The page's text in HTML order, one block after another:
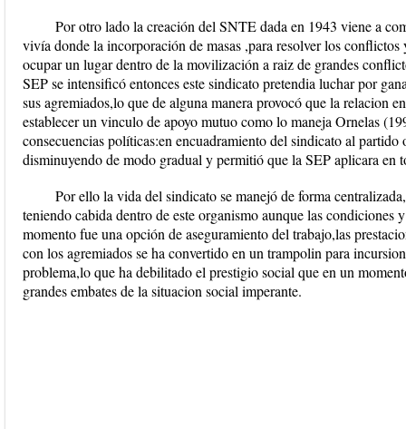
Por otro lado la creación del SNTE dada en 1943 viene a
vivía donde la incorporación de masas ,para resolver los
ocupar un lugar dentro de la movilización a raiz de grandes
SEP se intensificó entonces este sindicato pretendia luchar por
sus agremiados,lo que de alguna manera provocó que la relacion
establecer un vinculo de apoyo mutuo como lo maneja Ornelas
consecuencias políticas:en encuadramiento del sindicato al
disminuyendo de modo gradual y permitió que la SEP aplicara en
Por ello la vida del sindicato se manejó de forma
teniendo cabida dentro de este organismo aunque las condiciones
momento fue una opción de aseguramiento del trabajo,las
con los agremiados se ha convertido en un trampolin para
problema,lo que ha debilitado el prestigio social que en un
grandes embates de la situacion social imperante.